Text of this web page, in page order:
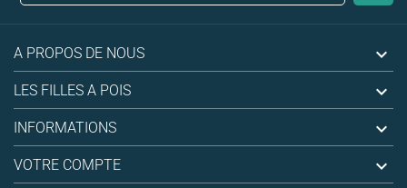
A PROPOS DE NOUS 
LES FILLES A POIS 
INFORMATIONS 
VOTRE COMPTE 